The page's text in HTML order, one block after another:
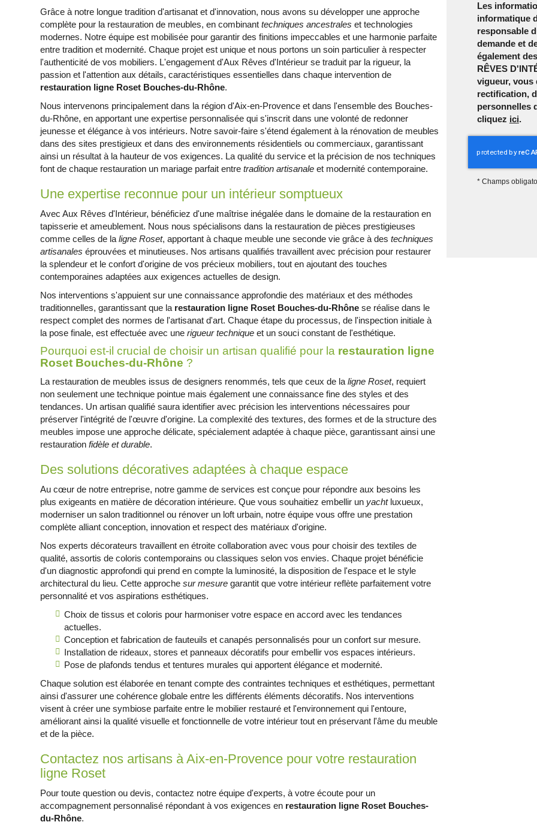
Grâce à notre longue tradition d'artisanat et d'innovation, nous avons su développer une approche
complète pour la restauration de meubles, en combinanttechniques ancestrales et technologies
modernes. Notre équipe est mobilisée pour garantir des finitions impeccables et une harmonie parfaite
entre tradition et modernité. Chaque projet est unique et nous portons un soin particulier à respecter
l'authenticité de vos mobiliers. L'engagement d'Aux Rêves d'Intérieur se traduit par la rigueur, la
passion et l'attention aux détails, caractéristiques essentielles dans chaque intervention de
restauration ligne Roset Bouches-du-Rhône.
Nous intervenons principalement dans la région d'Aix-en-Provence et dans l'ensemble des Bouches-
du-Rhône, en apportant une expertise personnalisée qui s'inscrit dans une volonté de redonner
jeunesse et élégance à vos intérieurs. Notre savoir-faire s'étend également à la rénovation de meubles
dans des sites prestigieux et dans des environnements résidentiels ou commerciaux, garantissant
ainsi un résultat à la hauteur de vos exigences. La qualité du service et la précision de nos techniques
font de chaque restauration un mariage parfait entretradition artisanale et modernité contemporaine.
Une expertise reconnue pour un intérieur somptueux
Avec Aux Rêves d'Intérieur, bénéficiez d'une maîtrise inégalée dans le domaine de la restauration en
tapisserie et ameublement. Nous nous spécialisons dans la restauration de pièces prestigieuses
comme celles de laligne Roset, apportant à chaque meuble une seconde vie grâce à destechniques
artisanales éprouvées et minutieuses. Nos artisans qualifiés travaillent avec précision pour restaurer
la splendeur et le confort d'origine de vos précieux mobiliers, tout en ajoutant des touches
contemporaines adaptées aux exigences actuelles de design.
Nos interventions s'appuient sur une connaissance approfondie des matériaux et des méthodes
traditionnelles, garantissant que la restauration ligne Roset Bouches-du-Rhône se réalise dans le
respect complet des normes de l'artisanat d'art. Chaque étape du processus, de l'inspection initiale à
la pose finale, est effectuée avec unerigueur technique et un souci constant de l'esthétique.
Pourquoi est-il crucial de choisir un artisan qualifié pour la restauration ligne
Roset Bouches-du-Rhône ?
La restauration de meubles issus de designers renommés, tels que ceux de laligne Roset, requiert
non seulement une technique pointue mais également une connaissance fine des styles et des
tendances. Un artisan qualifié saura identifier avec précision les interventions nécessaires pour
préserver l'intégrité de l'œuvre d'origine. La complexité des textures, des formes et de la structure des
meubles impose une approche délicate, spécialement adaptée à chaque pièce, garantissant ainsi une
restaurationfidèle et durable.
Des solutions décoratives adaptées à chaque espace
Au cœur de notre entreprise, notre gamme de services est conçue pour répondre aux besoins les
plus exigeants en matière de décoration intérieure. Que vous souhaitiez embellir un yachtluxueux,
moderniser un salon traditionnel ou rénover un loft urbain, notre équipe vous offre une prestation
complète alliant conception, innovation et respect des matériaux d'origine.
Nos experts décorateurs travaillent en étroite collaboration avec vous pour choisir des textiles de
qualité, assortis de coloris contemporains ou classiques selon vos envies. Chaque projet bénéficie
d'un diagnostic approfondi qui prend en compte la luminosité, la disposition de l'espace et le style
architectural du lieu. Cette approchesur mesure garantit que votre intérieur reflète parfaitement votre
personnalité et vos aspirations esthétiques.
Choix de tissus et coloris pour harmoniser votre espace en accord avec les tendances
actuelles.
Conception et fabrication de fauteuils et canapés personnalisés pour un confort sur mesure.
Installation de rideaux, stores et panneaux décoratifs pour embellir vos espaces intérieurs.
Pose de plafonds tendus et tentures murales qui apportent élégance et modernité.
Chaque solution est élaborée en tenant compte des contraintes techniques et esthétiques, permettant
ainsi d'assurer une cohérence globale entre les différents éléments décoratifs. Nos interventions
visent à créer une symbiose parfaite entre le mobilier restauré et l'environnement qui l'entoure,
améliorant ainsi la qualité visuelle et fonctionnelle de votre intérieur tout en préservant l'âme du meuble
et de la pièce.
Contactez nos artisans à Aix-en-Provence pour votre restauration
ligne Roset
Pour toute question ou devis, contactez notre équipe d'experts, à votre écoute pour un
accompagnement personnalisé répondant à vos exigences en restauration ligne Roset Bouches-
du-Rhône.
Les
informatique
responsable
demande et
également
RÊVES
vigueur, vous
rectification,
personnelles
cliquez ici.
* Champs